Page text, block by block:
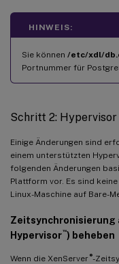
default is false
## PostgreSQL
-
specify the
default is
-
HINWEIS:
Sie können /etc/xdl/
Portnummer für
Schritt 2:
Einige Änderungen sind
einem unterstützten
folgenden Änderungen
Plattform vor. Es sind
Linux-Maschine auf Bare-
Zeitsynchronisierung
Hypervisor™) beheben
Wenn die XenServer ®-